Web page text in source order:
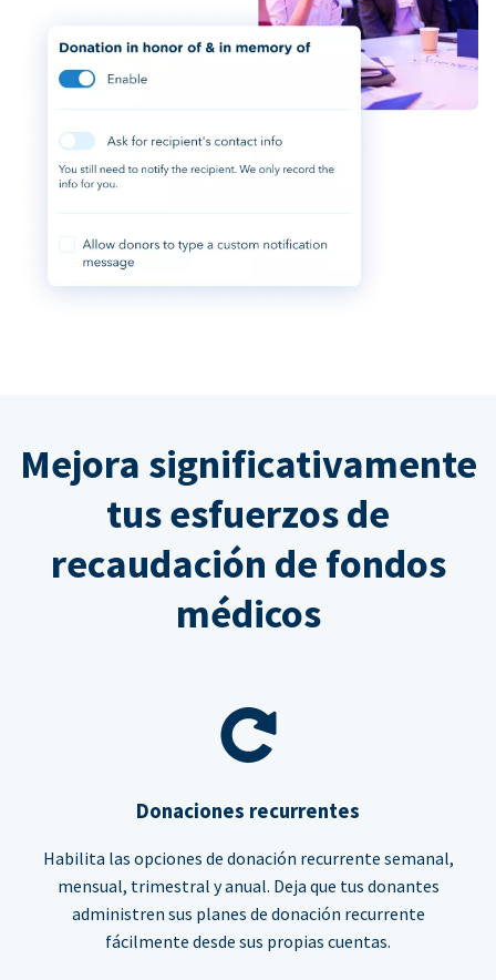
Mejora significativamente
tus esfuerzos de
recaudación de fondos
médicos
Donaciones recurrentes
Habilita las opciones de donación recurrente semanal,
mensual, trimestral y anual. Deja que tus donantes
administren sus planes de donación recurrente
fácilmente desde sus propias cuentas.